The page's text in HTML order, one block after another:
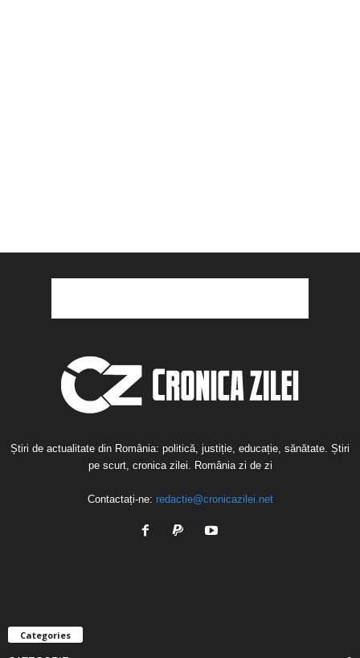
Știri de actualitate din România: politică, justiție, educație, sănătate. Știri
pe scurt, cronica zilei. România zi de zi
Contactați-ne: redactie@cronicazilei.net
Categories